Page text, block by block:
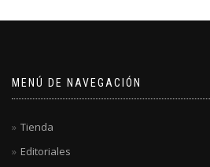
MENÚ DE NAVEGACIÓN
Tienda
Editoriales